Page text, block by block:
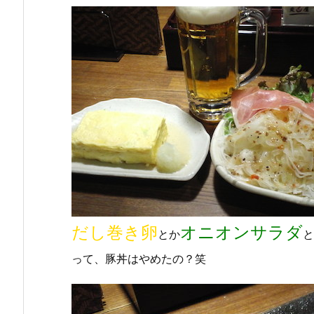
だし巻き卵 とかオニオンサラダ
って、豚丼はやめたの？笑